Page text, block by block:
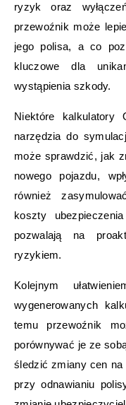
ryzyk oraz
przewoźnik może
jego polisa, a co
kluczowe dla
wystąpienia szkody.
Niektóre kalkulatory
narzędzia do
może sprawdzić, jak
nowego pojazdu,
również
koszty
pozwalają na
ryzykiem.
Kolejnym
wygenerowanych
temu przewoźnik
porównywać je ze
śledzić zmiany cen
przy odnawianiu